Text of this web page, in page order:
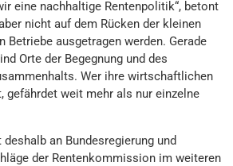
eine nachhaltige Rentenpolitik“, betont
nicht auf dem Rücken der kleinen
Betriebe ausgetragen werden. Gerade
Orte der Begegnung und des
Wer ihre wirtschaftlichen
gefährdet weit mehr als nur einzelne
an Bundesregierung und
der Rentenkommission im weiteren